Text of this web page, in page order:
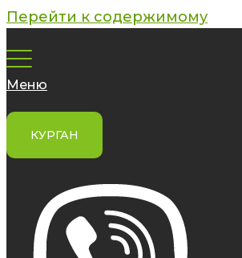
Перейти к содержимому
Меню
КУРГАН